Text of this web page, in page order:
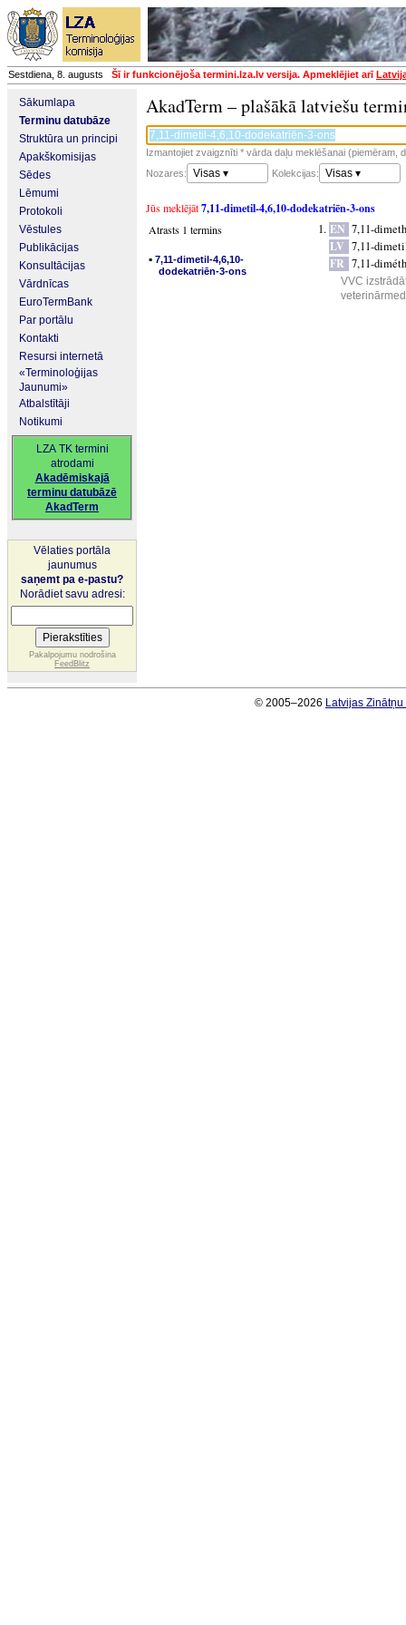
Sestdiena, 8. augusts Šī ir funkcionējoša termini.lza.lv versija. Apmeklējiet arī
Sākumlapa
Terminu datubāze
Struktūra un principi
Apakškomisijas
Sēdes
Lēmumi
Protokoli
Vēstules
Publikācijas
Konsultācijas
Vārdnīcas
EuroTermBank
Par portālu
Kontakti
Resursi internetā
«Terminoloģijas
Jaunumi»
Atbalstītāji
Notikumi
LZA TK termini
atrodami
Akadēmiskajā
terminu datubāzē
AkadTerm
Vēlaties portāla
jaunumus
saņemt pa e-pastu?
Norādiet savu adresi:
Pakalpojumu nodrošina
FeedBlitz
AkadTerm – plašākā latviešu
Izmantojiet zvaigznīti * vārda daļu meklēšanai (piemēram,
Nozares:
Visas ▾ Kolekcijas: Visas ▾
Jūs meklējāt7,11-dimetil-4,6,10-dodekatriēn-3-ons
Atrasts 1 termins
▪ 7,11-dimetil-4,6,10-
dodekatriēn-3-ons
EN 7,11-
LV 7,11-
FR 7,11-
VVC
© 2005–2026 Latvijas